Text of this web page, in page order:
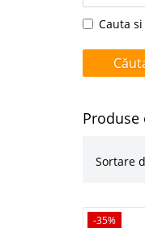
Cauta
Sortare
-35%
-35%